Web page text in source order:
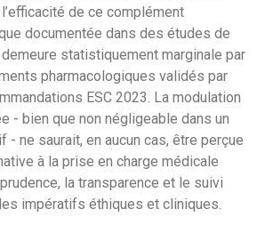
de ce complément
documentée dans des études de
statistiquement marginale par
pharmacologiques validés par
ESC 2023. La modulation
- bien que non négligeable dans un
- ne saurait, en aucun cas, être perçue
à la prise en charge médicale
la transparence et le suivi
impératifs éthiques et cliniques.